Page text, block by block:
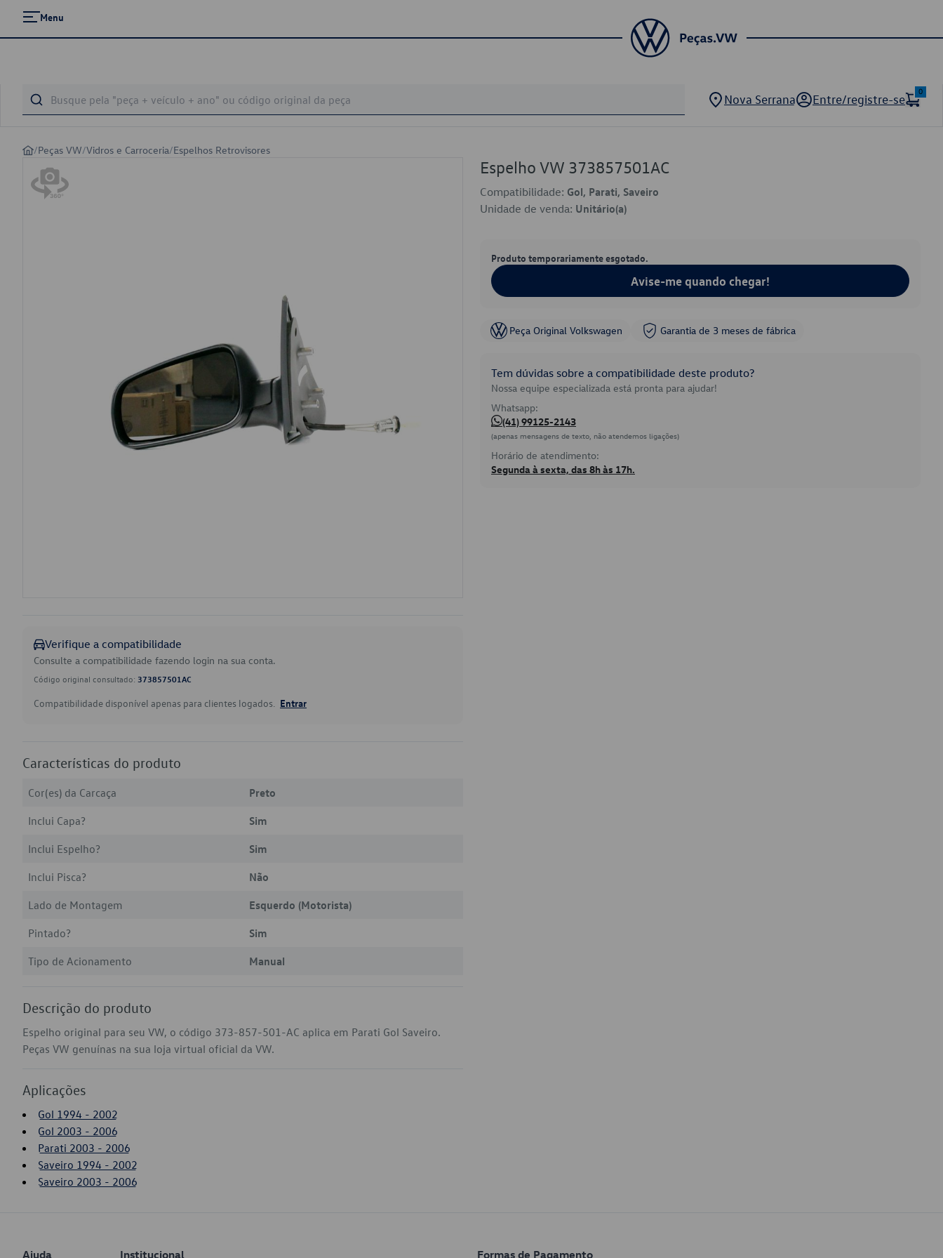
Menu
Nova Serrana Entre/registre-se
0
/Peças VW/Vidros e Carroceria/Espelhos Retrovisores
Verifique a compatibilidade
Consulte a compatibilidade fazendo login na sua conta.
Código original consultado: 373857501AC
Compatibilidade disponível apenas para clientes logados. Entrar
Características do produto
Cor(es) da Carcaça
Preto
Inclui Capa?
Sim
Inclui Espelho?
Sim
Inclui Pisca?
Não
Lado de Montagem
Esquerdo (Motorista)
Pintado?
Sim
Tipo de Acionamento
Manual
Descrição do produto
Espelho original para seu VW, o código 373-857-501-AC aplica em Parati Gol Saveiro.
Peças VW genuínas na sua loja virtual oficial da VW.
Aplicações
Gol 1994 - 2002
Gol 2003 - 2006
Parati 2003 - 2006
Saveiro 1994 - 2002
Saveiro 2003 - 2006
Espelho VW 373857501AC
Compatibilidade: Gol, Parati, Saveiro
Unidade de venda: Unitário(a)
Produto temporariamente esgotado.
Avise-me quando chegar!
Peça Original Volkswagen Garantia de 3 meses de fábrica
Tem dúvidas sobre a compatibilidade deste produto?
Nossa equipe especializada está pronta para ajudar!
Whatsapp:
(41) 99125-2143
(apenas mensagens de texto, não atendemos ligações)
Horário de atendimento:
Segunda à sexta, das 8h às 17h.
Ajuda Institucional Formas de Pagamento